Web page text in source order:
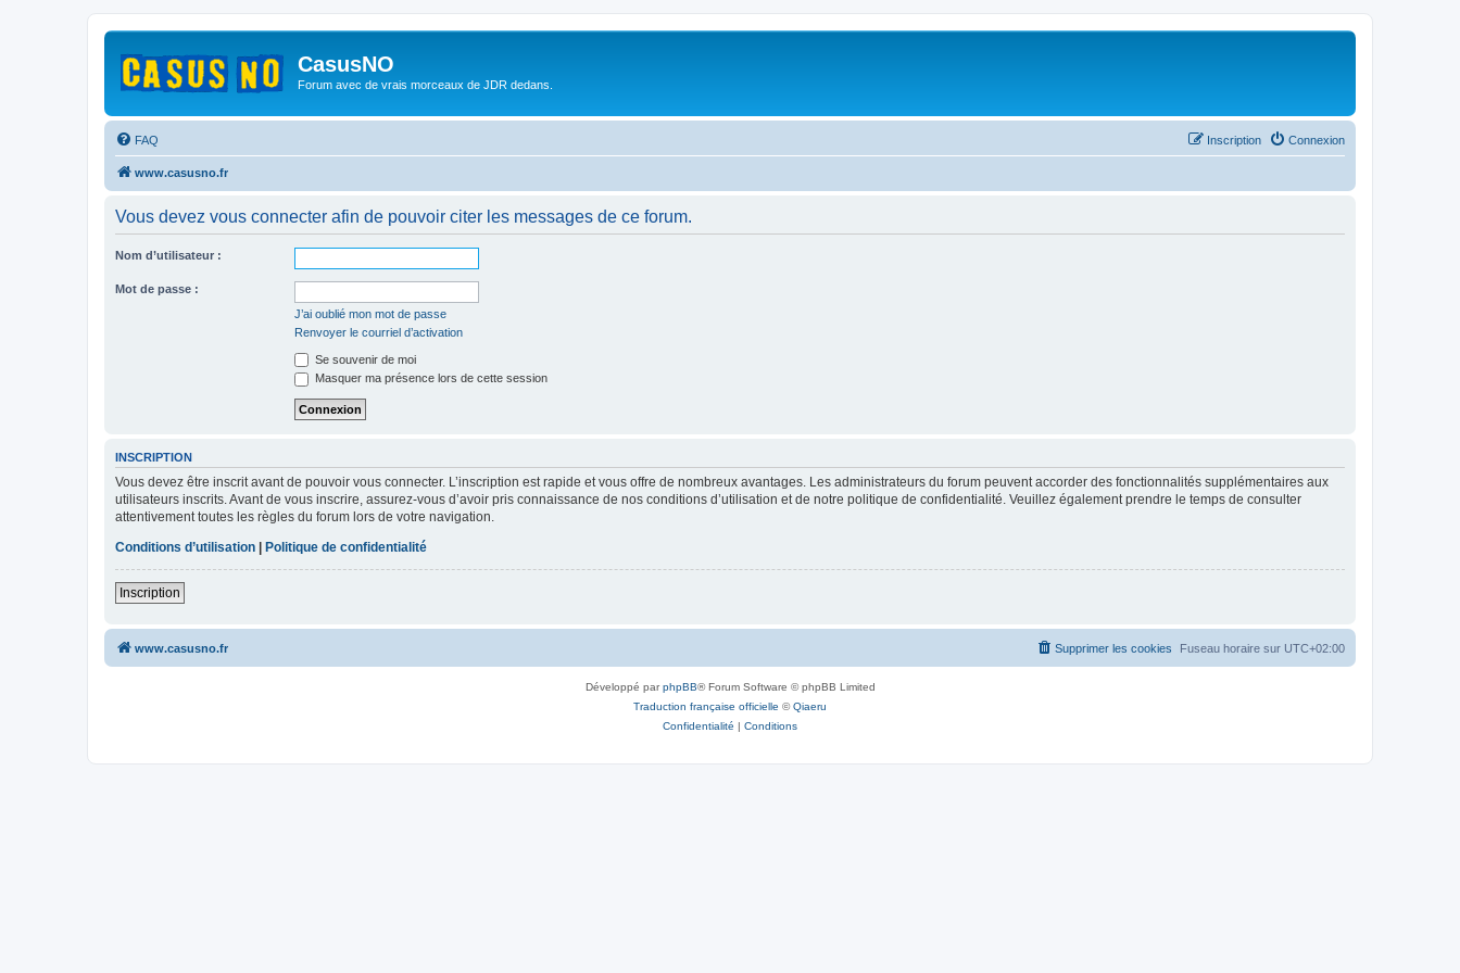
CasusNO
Forum avec de vrais morceaux de JDR dedans.
FAQ Connexion
Inscription
www.casusno.fr
Vous devez vous connecter afin de pouvoir citer les messages de ce forum.
Nom d’utilisateur :
Mot de passe :
J’ai oublié mon mot de passe
Renvoyer le courriel d’activation
Se souvenir de moi
Masquer ma présence lors de cette session
INSCRIPTION
Vous devez être inscrit avant de pouvoir vous connecter. L’inscription est rapide et vous offre de nombreux avantages. Les administrateurs du forum peuvent accorder des fonctionnalités supplémentaires aux
utilisateurs inscrits. Avant de vous inscrire, assurez-vous d’avoir pris connaissance de nos conditions d’utilisation et de notre politique de confidentialité. Veuillez également prendre le temps de consulter
attentivement toutes les règles du forum lors de votre navigation.
Conditions d’utilisation
Politique de confidentialité
Inscription
www.casusno.fr Fuseau horaire sur UTC+02:00
Supprimer les cookies
Développé parphpBB® Forum Software © phpBB Limited
Traduction française officielle ©Qiaeru
Confidentialité | Conditions